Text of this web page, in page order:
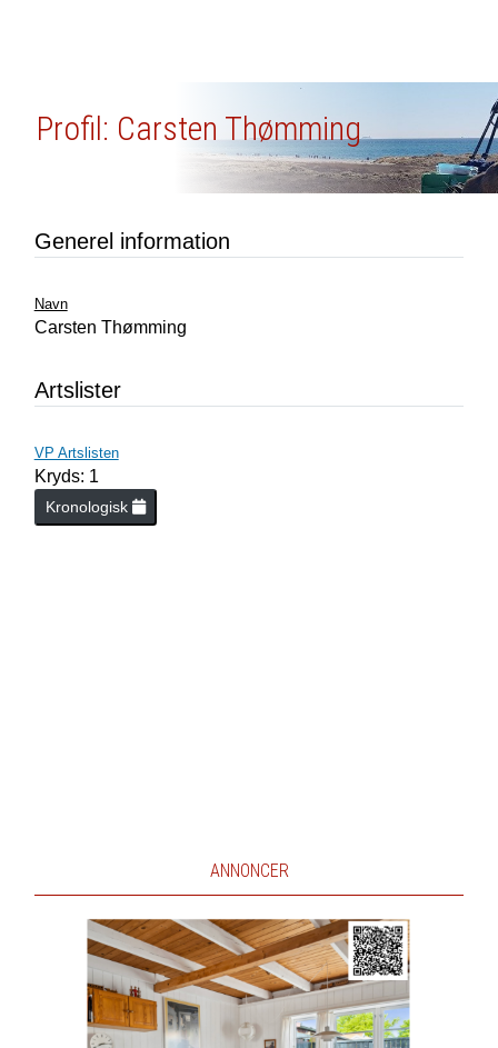
Profil: Carsten Thømming
Generel information
Navn
Carsten Thømming
Artslister
VP Artslisten
Kryds: 1
Kronologisk
ANNONCER